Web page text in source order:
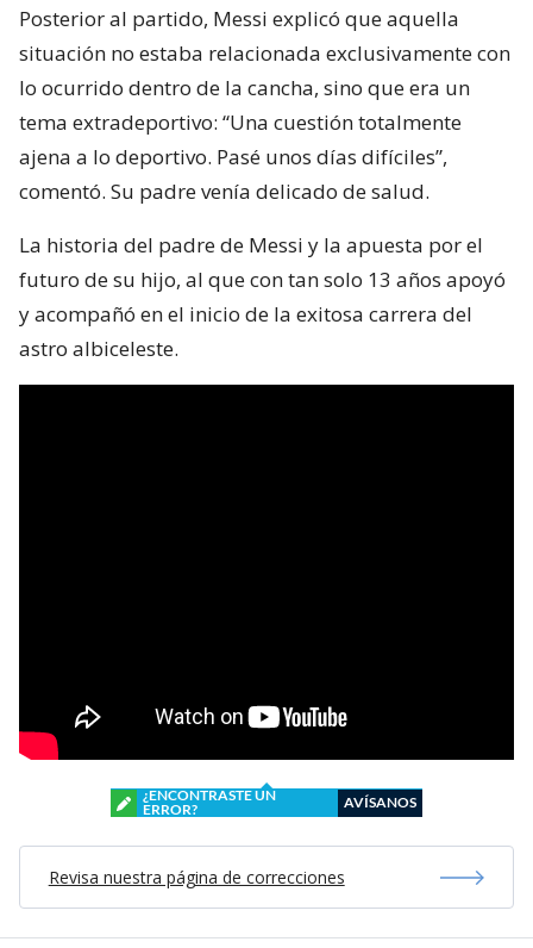
Posterior al partido, Messi explicó que aquella
situación no estaba relacionada exclusivamente con
lo ocurrido dentro de la cancha, sino que era un
tema extradeportivo: “Una cuestión totalmente
ajena a lo deportivo. Pasé unos días difíciles”,
comentó. Su padre venía delicado de salud.
La historia del padre de Messi y la apuesta por el
futuro de su hijo, al que con tan solo 13 años apoyó
y acompañó en el inicio de la exitosa carrera del
astro albiceleste.
¿ENCONTRASTE UN
ERROR?
AVÍSANOS
Revisa nuestra página de correcciones